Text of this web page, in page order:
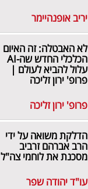
יריב אופנהיימר
לא האבטלה: זה האיום
הכלכלי החדש שה-AI
עלול להביא לעולם |
פרופ' ירון זליכה
פרופ' ירון זליכה
הדלקת משואה על ידי
הרב אברהם זרביב
מסכנת את לוחמי צה"ל
עו"ד יהודה שפר